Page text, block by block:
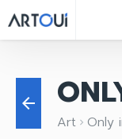
arrow_back
Art keyboard_arrow_right Only